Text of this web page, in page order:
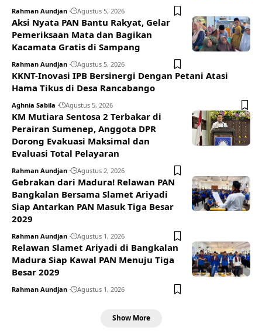
Rahman Aundjan Agustus 5, 2026
Aksi Nyata PAN Bantu Rakyat, Gelar
Pemeriksaan Mata dan Bagikan
Kacamata Gratis di Sampang
Rahman Aundjan Agustus 5, 2026
KKNT-Inovasi IPB Bersinergi Dengan Petani Atasi
Hama Tikus di Desa Rancabango
Aghnia Sabila Agustus 5, 2026
KM Mutiara Sentosa 2 Terbakar di
Perairan Sumenep, Anggota DPR
Dorong Evakuasi Maksimal dan
Evaluasi Total Pelayaran
Rahman Aundjan Agustus 2, 2026
Gebrakan dari Madura! Relawan PAN
Bangkalan Bersama Slamet Ariyadi
Siap Antarkan PAN Masuk Tiga Besar
2029
Rahman Aundjan Agustus 1, 2026
Relawan Slamet Ariyadi di Bangkalan
Madura Siap Kawal PAN Menuju Tiga
Besar 2029
Rahman Aundjan Agustus 1, 2026
Show More